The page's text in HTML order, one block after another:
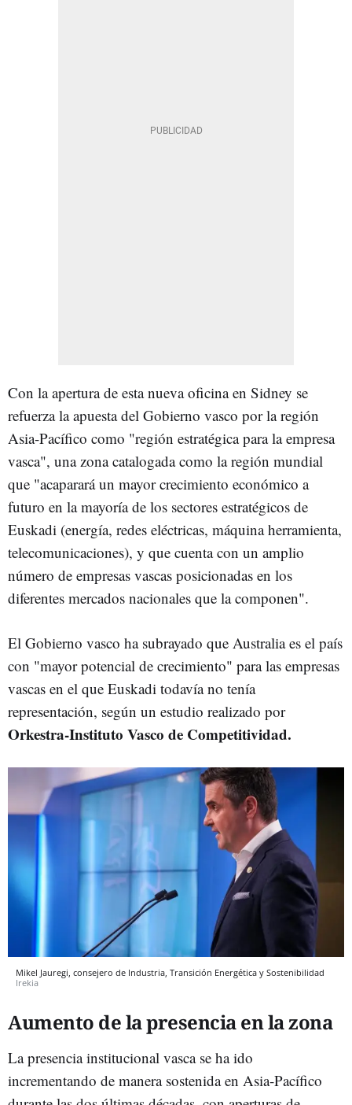
Con la apertura de esta nueva oficina en Sidney se
refuerza la apuesta del Gobierno vasco por la región
Asia-Pacífico como "región estratégica para la empresa
vasca", una zona catalogada como la región mundial
que "acaparará un mayor crecimiento económico a
futuro en la mayoría de los sectores estratégicos de
Euskadi (energía, redes eléctricas, máquina herramienta,
telecomunicaciones), y que cuenta con un amplio
número de empresas vascas posicionadas en los
diferentes mercados nacionales que la componen".
El Gobierno vasco ha subrayado que Australia es el país
con "mayor potencial de crecimiento" para las empresas
vascas en el que Euskadi todavía no tenía
representación, según un estudio realizado por
Orkestra-Instituto Vasco de Competitividad.
Mikel Jauregi, consejero de Industria, Transición Energética y Sostenibilidad
Irekia
Aumento de la presencia en la zona
La presencia institucional vasca se ha ido
incrementando de manera sostenida en Asia-Pacífico